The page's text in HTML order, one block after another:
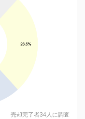
売却完了者34人に調査